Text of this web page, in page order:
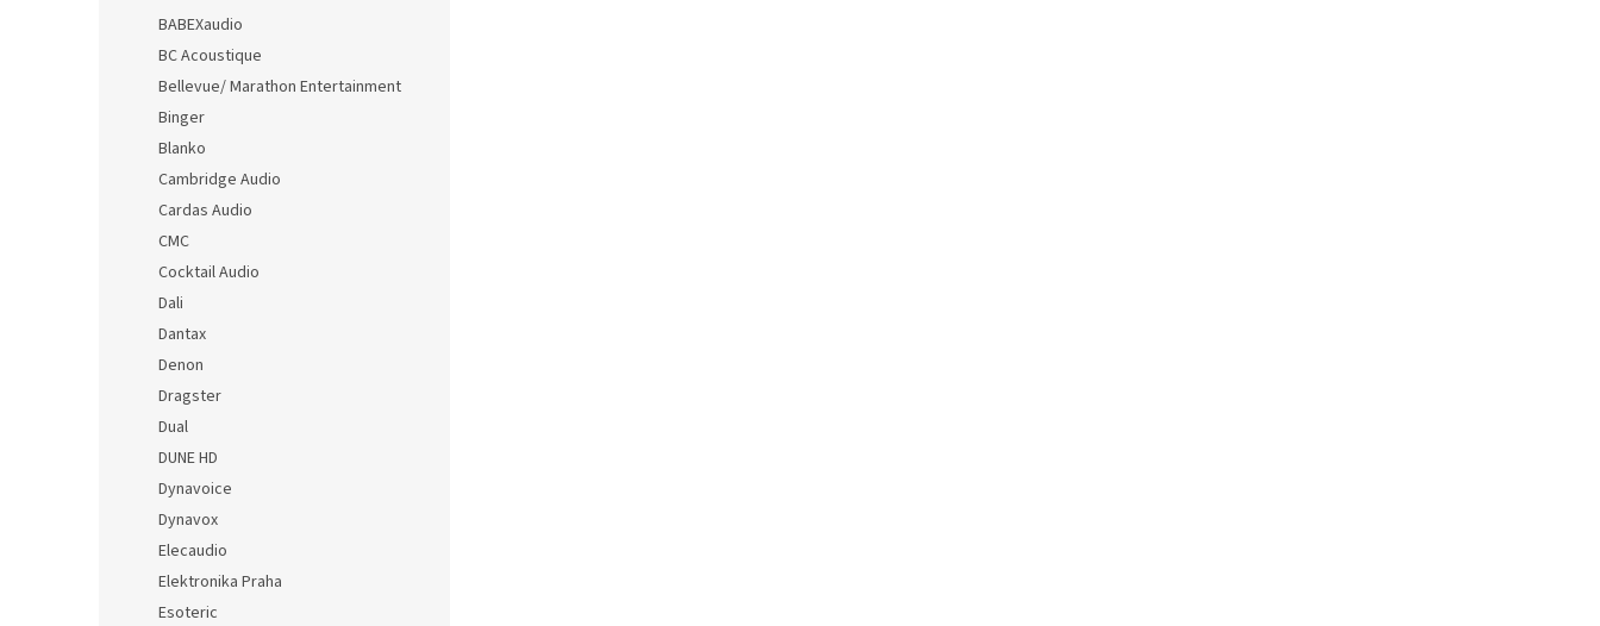
BABEXaudio
BC Acoustique
Bellevue/ Marathon Entertainment
Binger
Blanko
Cambridge Audio
Cardas Audio
CMC
Cocktail Audio
Dali
Dantax
Denon
Dragster
Dual
DUNE HD
Dynavoice
Dynavox
Elecaudio
Elektronika Praha
Esoteric